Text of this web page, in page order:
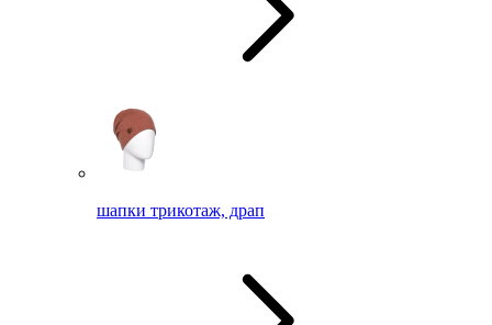
шапки трикотаж, драп